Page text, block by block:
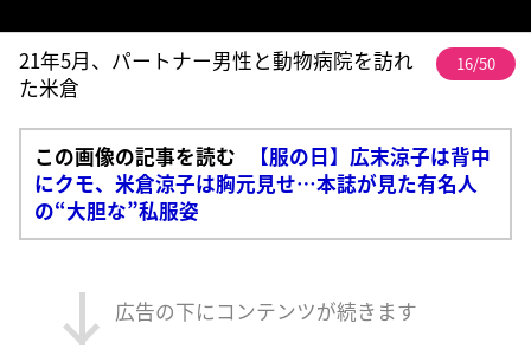
21年5月、パートナー男性と動物病院を訪れ
た米倉
16/50
この画像の記事を読む
【服の日】広末涼子は背中
にクモ、米倉涼子は胸元見せ…本誌が見た有名人
の“大胆な”私服姿
広告の下にコンテンツが続きます